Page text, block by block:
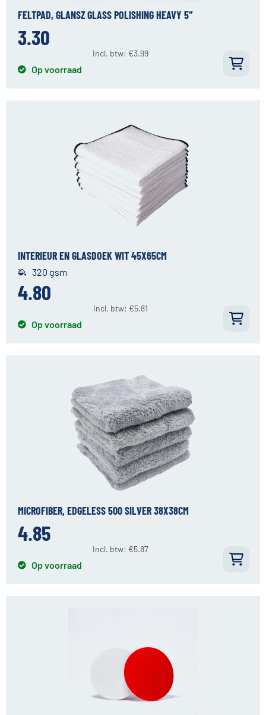
FELTPAD, GLANSZ GLASS POLISHING HEAVY 5″
3.30
Incl. btw: €3.99
Op voorraad
INTERIEUR EN GLASDOEK WIT 45X65CM
320 gsm
4.80
Incl. btw: €5.81
Op voorraad
MICROFIBER, EDGELESS 500 SILVER 38X38CM
4.85
Incl. btw: €5.87
Op voorraad